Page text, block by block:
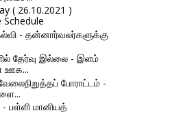
( 26.10.2021 )
- தன்னார்வலர்களுக்கு
தேர்வு இல்லை - இளம்
ஊக...
போராட்டம் -
பள்ளி மானியத்